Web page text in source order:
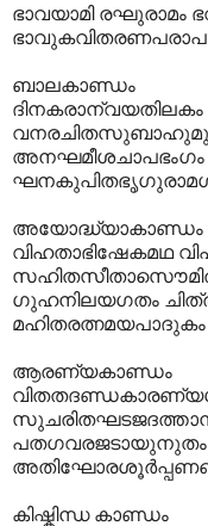
ഭാവയാമി
ബാലകാണ്ഡം
അയോദ്ധ്യാകാണ്ഡം
വിഹതാഭിഷേകമഥ
ഗുഹനിലയഗതം
ആരണ്യകാണ്ഡം
പതഗവരജടായുനുതം
കിഷ്കിന്ധ കാണ്ഡം